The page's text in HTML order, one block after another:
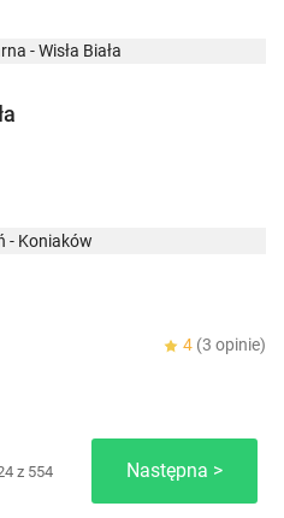
4 (3 opinie)
z 554 Następna